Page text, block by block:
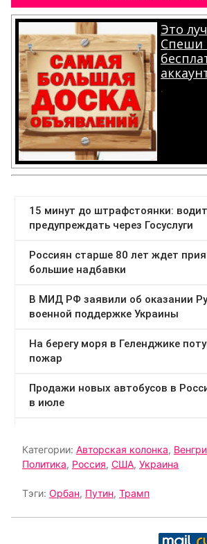
Это
Спеши
.
Категории: Авторская колонка,
Политика, Россия, США, Украина
Тэги: Орбан, Путин, Трамп